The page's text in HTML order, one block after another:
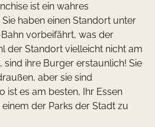
ist ein wahres
haben einen Standort unter
vorbeifährt, was der
der Standort vielleicht nicht am
ihre Burger erstaunlich! Sie
aber sie sind
ist es am besten, Ihr Essen
der Parks der Stadt zu